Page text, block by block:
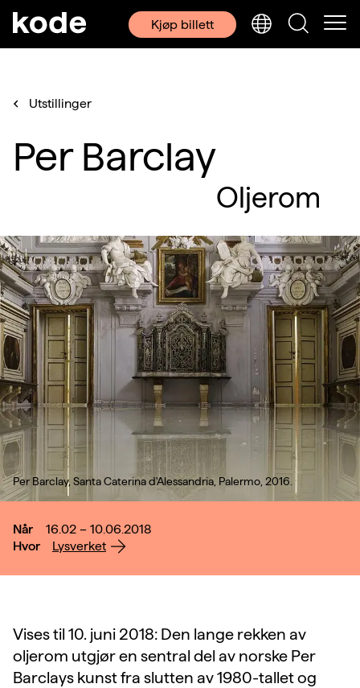
Kjøp billett
Utstillinger
Per Barclay
Oljerom
Per Barclay, Santa Caterina d'Alessandria, Palermo, 2016.
Når
16.02 – 10.06.2018
Hvor
Lysverket
Vises til 10. juni 2018: Den lange rekken av
oljerom utgjør en sentral del av norske Per
Barclays kunst fra slutten av 1980-tallet og